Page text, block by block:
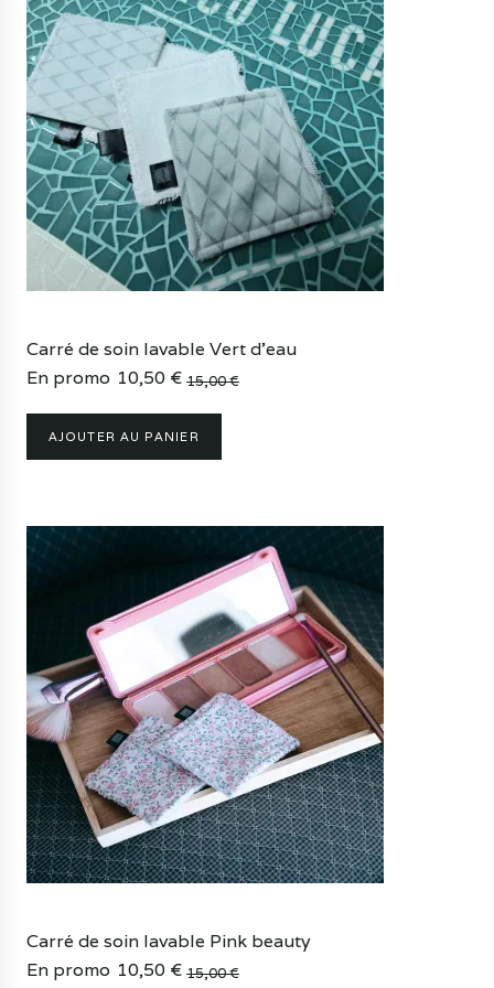
Carré de soin lavable Vert d’eau
En promo
15,00€
prix
initial
10,50 €
prix
actuel
AJOUTER AU PANIER
Carré de soin lavable Pink beauty
En promo
15,00€
10,50 €